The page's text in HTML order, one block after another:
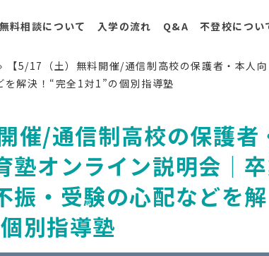
無料相談について 入学の流れ Q&A 不登校につい
【5/17（土）無料開催/通信制高校の保護者・本人
解決！“完全1対1”の個別指導塾
催/通信制高校の保護者
塾オンライン説明会｜
振・受験の心配などを解
別指導塾